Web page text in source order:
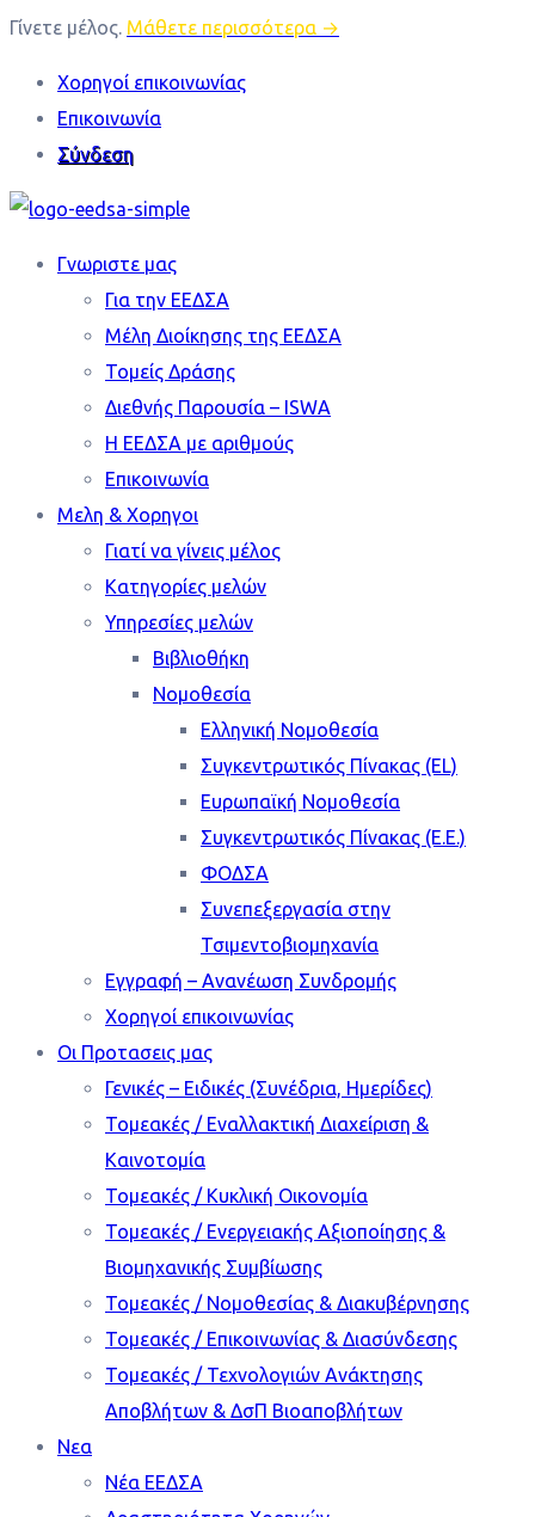
Γίνετε μέλος. Μάθετε περισσότερα →
Χορηγοί επικοινωνίας
Επικοινωνία
Σύνδεση
Γνωριστε μας
Για την ΕΕΔΣΑ
Mέλη Διοίκησης της ΕΕΔΣΑ
Τομείς Δράσης
Διεθνής Παρουσία – ISWA
Η ΕΕΔΣΑ με αριθμούς
Επικοινωνία
Μελη & Χορηγοι
Γιατί να γίνεις μέλος
Κατηγορίες μελών
Υπηρεσίες μελών
Βιβλιοθήκη
Νομοθεσία
Ελληνική Νομοθεσία
Συγκεντρωτικός Πίνακας (EL)
Ευρωπαϊκή Νομοθεσία
Συγκεντρωτικός Πίνακας (Ε.Ε.)
ΦΟΔΣΑ
Συνεπεξεργασία στην
Τσιμεντοβιομηχανία
Εγγραφή – Ανανέωση Συνδρομής
Χορηγοί επικοινωνίας
Οι Προτασεις μας
Γενικές – Ειδικές (Συνέδρια, Ημερίδες)
Τομεακές / Εναλλακτική Διαχείριση &
Καινοτομία
Τομεακές / Κυκλική Οικονομία
Τομεακές / Ενεργειακής Αξιοποίησης &
Βιομηχανικής Συμβίωσης
Τομεακές / Νομοθεσίας & Διακυβέρνησης
Τομεακές / Επικοινωνίας & Διασύνδεσης
Τομεακές / Τεχνολογιών Ανάκτησης
Αποβλήτων & ΔσΠ Βιοαποβλήτων
Νεα
Νέα ΕΕΔΣΑ